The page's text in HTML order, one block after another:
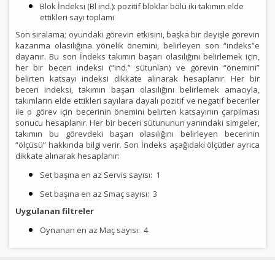
Blok İndeksi (Bl ind.): pozitif bloklar bölü iki takımın elde
ettikleri sayı toplamı
Son sıralama; oyundaki görevin etkisini, başka bir deyişle görevin
kazanma olasılığına yönelik önemini, belirleyen son “indeks”e
dayanır. Bu son İndeks takımın başarı olasılığını belirlemek için,
her bir beceri indeksi (“ind.” sütunları) ve görevin “önemini”
belirten katsayı indeksi dikkate alınarak hesaplanır. Her bir
beceri indeksi, takımın başarı olasılığını belirlemek amacıyla,
takımların elde ettikleri sayılara dayalı pozitif ve negatif beceriler
ile o görev için becerinin önemini belirten katsayının çarpılması
sonucu hesaplanır. Her bir beceri sütununun yanındaki simgeler,
takımın bu görevdeki başarı olasılığını belirleyen becerinin
“ölçüsü” hakkında bilgi verir. Son İndeks aşağıdaki ölçütler ayrıca
dikkate alınarak hesaplanır:
Set başına en az Servis sayısı: 1
Set başına en az Smaç sayısı: 3
Uygulanan filtreler
Oynanan en az Maç sayısı: 4